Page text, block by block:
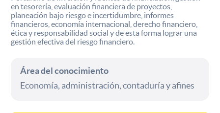
en tesorería, evaluación financiera de proyectos,
planeación bajo riesgo e incertidumbre, informes
financieros, economía internacional, derecho financiero,
ética y responsabilidad social y de esta forma lograr una
gestión efectiva del riesgo financiero.
Área del conocimiento
Economía, administración, contaduría y afines